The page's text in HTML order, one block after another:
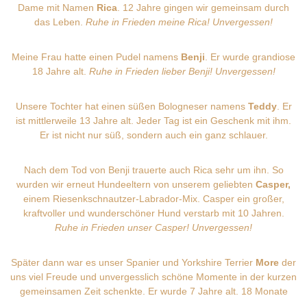
Dame mit Namen Rica . 12 Jahre gingen wir gemeinsam durch
das Leben. Ruhe in Frieden meine Rica! Unvergessen!
Meine Frau hatte einen Pudel namens Benji . Er wurde grandiose
18 Jahre alt. Ruhe in Frieden lieber Benji! Unvergessen!
Unsere Tochter hat einen süßen Bologneser namens Teddy. Er
ist mittlerweile 13 Jahre alt. Jeder Tag ist ein Geschenk mit ihm.
Er ist nicht nur süß, sondern auch ein ganz schlauer.
Nach dem Tod von Benji trauerte auch Rica sehr um ihn. So
wurden wir erneut Hundeeltern von unserem geliebten Casper,
einem Riesenkschnautzer-Labrador-Mix. Casper ein großer,
kraftvoller und wunderschöner Hund verstarb mit 10 Jahren.
Ruhe in Frieden unser Casper! Unvergessen!
Später dann war es unser Spanier und Yorkshire Terrier More der
uns viel Freude und unvergesslich schöne Momente in der kurzen
gemeinsamen Zeit schenkte. Er wurde 7 Jahre alt. 18 Monate